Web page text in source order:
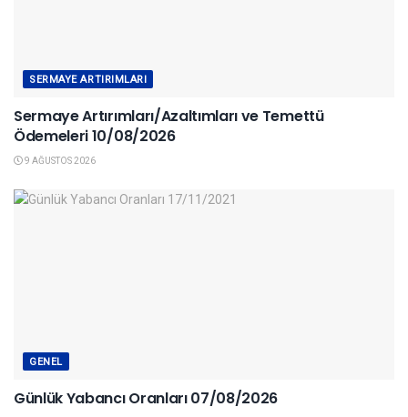
SERMAYE ARTIRIMLARI
Sermaye Artırımları/Azaltımları ve Temettü
Ödemeleri 10/08/2026
9 AĞUSTOS 2026
GENEL
Günlük Yabancı Oranları 07/08/2026